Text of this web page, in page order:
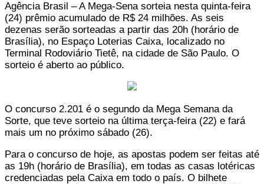
Link
Agência Brasil – A Mega-Sena sorteia nesta quinta-feira
(24) prêmio acumulado de R$ 24 milhões. As seis
dezenas serão sorteadas a partir das 20h (horário de
Brasília), no Espaço Loterias Caixa, localizado no
Terminal Rodoviário Tietê, na cidade de São Paulo. O
sorteio é aberto ao público.
O concurso 2.201 é o segundo da Mega Semana da
Sorte, que teve sorteio na última terça-feira (22) e fará
mais um no próximo sábado (26).
Para o concurso de hoje, as apostas podem ser feitas até
as 19h (horário de Brasília), em todas as casas lotéricas
credenciadas pela Caixa em todo o país. O bilhete